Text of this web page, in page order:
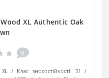
Wood XL Authentic Oak
0
Клас зносостійкості: 31